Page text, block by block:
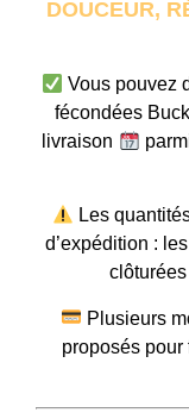
DOUCEUR,
Vous pouvez
fécondées
livraison
Les
d’expédition :
Plusieurs
proposés pour